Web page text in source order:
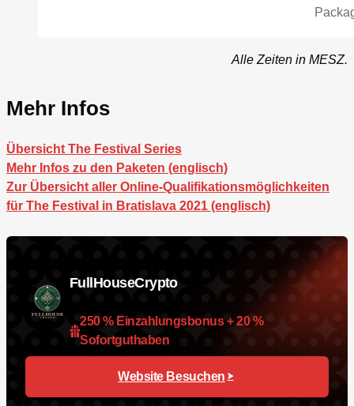
Alle Zeiten in MESZ.
Mehr Infos
Übersicht The Festival Series
Mehr Infos zu den Paketen (englisch)
Zur Übersicht aller Online-Qualifikationsmöglichkeiten
für The Festival in Bratislava 2021 (englisch)
FullHouseCrypto
250 % Einzahlungsbonus + 20 %
Sofortguthaben
Website Besuchen